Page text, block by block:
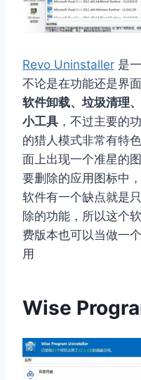
Revo Uninstaller 是
不论是在功能还是界
软件卸载、垃圾清理
小工具 ，不过主要的
的猎人模式非常有特
面上出现一个准星的
要删除的应用图标中
软件有一个缺点就是
除的功能，所以这个
费版本也可以当做一
用
Wise